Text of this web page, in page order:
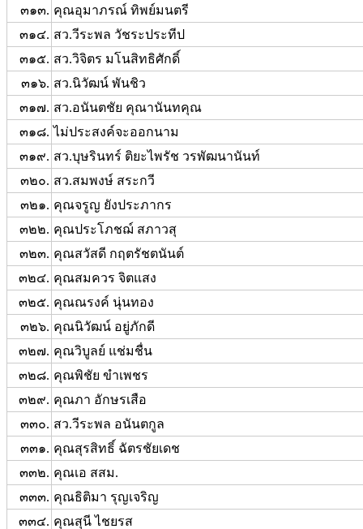
๓๑๓. คุณอุมาภรณ์ ทิพย์มนตรี
๓๑๔. สว.วีระพล วัชระประทีป
๓๑๕. สว.วิจิตร มโนสิทธิศักดิ์
๓๑๖. สว.นิวัฒน์ พันชิว
๓๑๗. สว.อนันตชัย คุณานันทคุณ
๓๑๘. ไม่ประสงค์จะออกนาม
๓๑๙. สว.บุษรินทร์ ติยะไพรัช วรพัฒนานันท์
๓๒๐. สว.สมพงษ์ สระกวี
๓๒๑. คุณจรูญ ยังประภากร
๓๒๒. คุณประโภชฌ์ สภาวสุ
๓๒๓. คุณสวัสดี กฤตรัชตนันต์
๓๒๔. คุณสมควร จิตแสง
๓๒๕. คุณณรงค์ นุ่นทอง
๓๒๖. คุณนิวัฒน์ อยู่ภักดี
๓๒๗. คุณวิบูลย์ แช่มชื่น
๓๒๘. คุณพิชัย ขำเพชร
๓๒๙. คุณภา อักษรเสือ
๓๓๐. สว.วีระพล อนันตกูล
๓๓๑. คุณสุรสิทธิ์ ฉัตรชัยเดช
๓๓๒. คุณเอ สสม.
๓๓๓. คุณธิติมา รุญเจริญ
๓๓๔. คุณสุนี ไชยรส